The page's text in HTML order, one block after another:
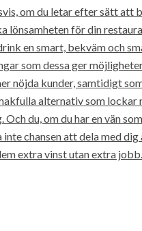
om du letar efter sätt att
lönsamheten för din
en smart, bekväm och
som dessa ger
nöjda kunder, samtidigt
alternativ som lockar
du, om du har en vän
inte chansen att dela med
extra vinst utan extra jobb.